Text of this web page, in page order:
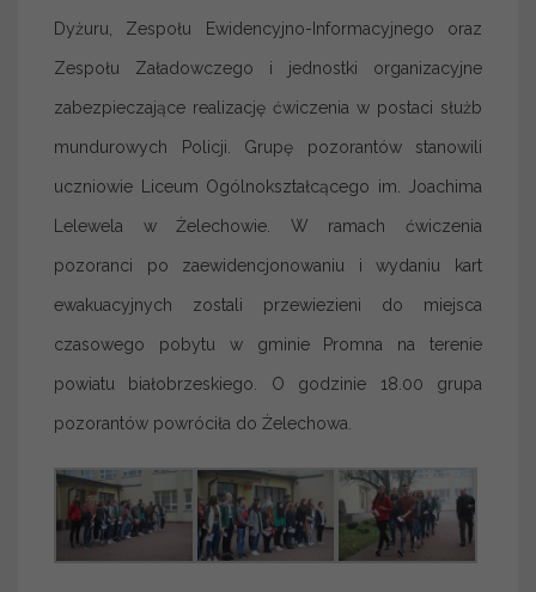
Dyżuru, Zespołu Ewidencyjno-Informacyjnego oraz
Zespołu Załadowczego i jednostki organizacyjne
zabezpieczające realizację ćwiczenia w postaci służb
mundurowych Policji. Grupę pozorantów stanowili
uczniowie Liceum Ogólnokształcącego im. Joachima
Lelewela w Żelechowie. W ramach ćwiczenia
pozoranci po zaewidencjonowaniu i wydaniu kart
ewakuacyjnych zostali przewiezieni do miejsca
czasowego pobytu w gminie Promna na terenie
powiatu białobrzeskiego. O godzinie 18.00 grupa
pozorantów powróciła do Żelechowa.